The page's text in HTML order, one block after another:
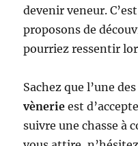
devenir veneur.
proposons de
pourriez ressentir
Sachez que l’une
vènerie est
suivre une chasse à